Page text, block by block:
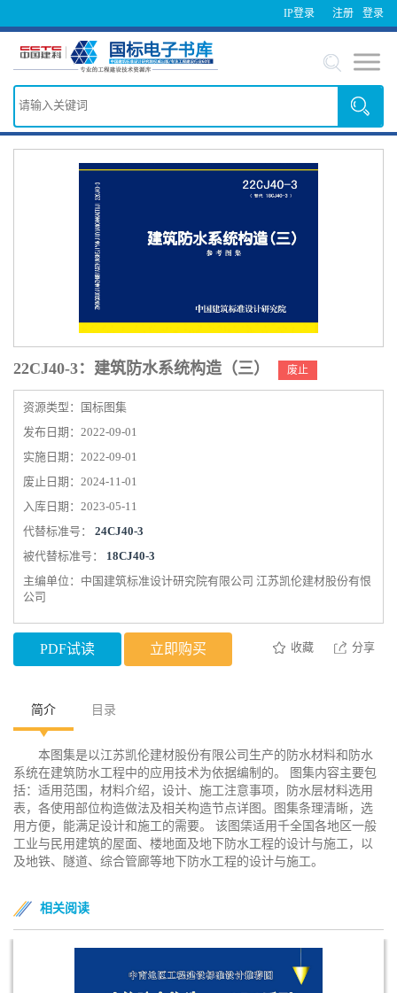
IP登录 登录
注册
22CJ40-3：建筑防水系统构造（三） 废止
资源类型：国标图集
发布日期：2022-09-01
实施日期：2022-09-01
废止日期：2024-11-01
入库日期：2023-05-11
代替标准号： 24CJ40-3
被代替标准号： 18CJ40-3
主编单位：中国建筑标准设计研究院有限公司 江苏凯伦建材股份有恨
公司
PDF试读 立即购买 收藏 分享
简介 目录
本图集是以江苏凯伦建材股份有限公司生产的防水材料和防水
系统在建筑防水工程中的应用技术为依据编制的。 图集内容主要包
括：适用范围，材料介绍，设计、施工注意事项，防水层材料选用
表，各使用部位构造做法及相关构造节点详图。图集条理清晰，选
用方便，能满足设计和施工的需要。 该图栠适用千全国各地区一般
工业与民用建筑的屋面、楼地面及地下防水工程的设计与施工，以
及地铁、隧道、综合管廊等地下防水工程的设计与施工。
相关阅读